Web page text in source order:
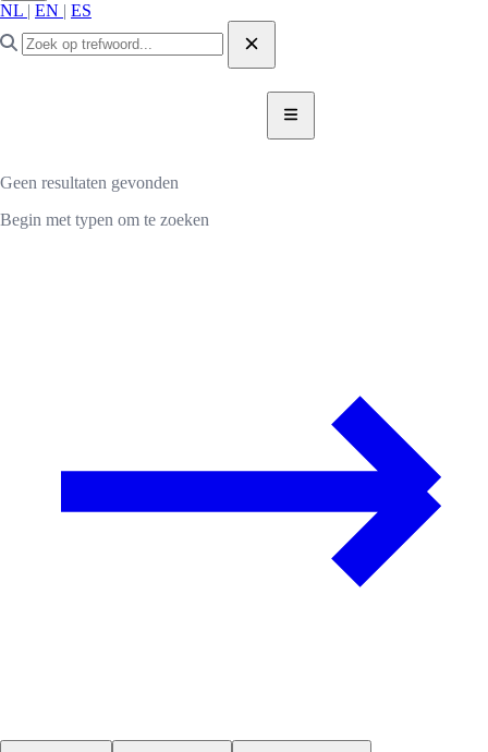
NL | EN | ES
Geen resultaten gevonden
Begin met typen om te zoeken